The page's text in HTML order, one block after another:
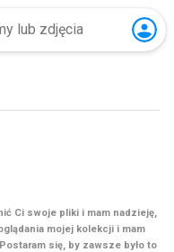
Ci swoje pliki i mam nadzieję,
mojej kolekcji i mam
się, by zawsze było to